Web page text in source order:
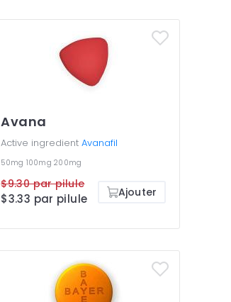
Avana
Active ingredient Avanafil
50mg 100mg 200mg
$9.30 par pilule
$3.33 par pilule Ajouter